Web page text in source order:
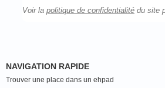
Voir la politique de confidentialité du site
NAVIGATION RAPIDE
Trouver une place dans un ehpad